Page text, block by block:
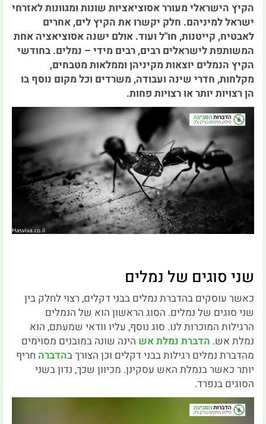
הקיץ הישראלי מעורר אסוציאציות שונות ומגוונות לאזרחי
ישראל למיניהם. חלק יקשרו את הקיץ לים, אחרים
לאבטיח, קייטנות, חו"ל ועוד. אולם ישנה אסוציאציה אחת
המשותפת לישראלים רבים, רבים מידי – נמלים. בחודשי
הקיץ הנמלים יוצאות מקיניהן וממלאות מטבחים,
מקלחות, חדרי שינה ועבודה, משרדים וכל מקום נוסף בו
הן רצויות יותר או רצויות פחות.
שני סוגים של נמלים
כאשר עוסקים בהדברת נמלים בבני דקלים, רצוי לחלק בין
שני סוגים של נמלים. הסוג הראשון הוא של הנמלים
הרגילות המוכרות לנו. סוג נוסף, עליו וודאי שמעתם, הוא
נמלת אש. הדברת נמלת אש הינה שונה במובנים מסוימים
מהדברת נמלים רגילות בבני דקלים וכן הצורך בהדברה חריף
יותר כאשר בנמלת האש עסקינן. מכיוון שכך, נדון בשני
הסוגים בנפרד.